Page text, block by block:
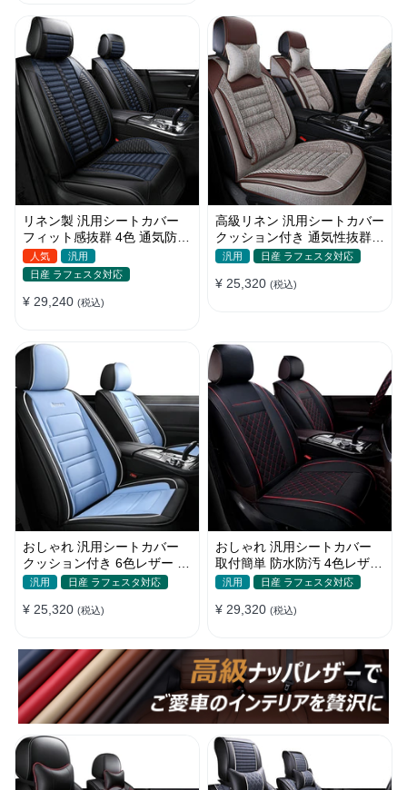
リネン製 汎用シートカバー
フィット感抜群 4色 通気防水
耐摩耗性 軽/普自動車 SUV
人気
汎用
日産 ラフェスタ対応
¥ 29,240 (税込)
高級リネン 汎用シートカバー
クッション付き 通気性抜群
接触冷感 軽/普自動車
汎用 日産 ラフェスタ対応
¥ 25,320 (税込)
おしゃれ 汎用シートカバー
クッション付き 6色レザー 防
水防汚 耐久性 軽/普自動車
汎用 日産 ラフェスタ対応
¥ 25,320 (税込)
おしゃれ 汎用シートカバー
取付簡単 防水防汚 4色レザー
耐久性抜群 軽/普自動車 SUV
汎用 日産 ラフェスタ対応
¥ 29,320 (税込)